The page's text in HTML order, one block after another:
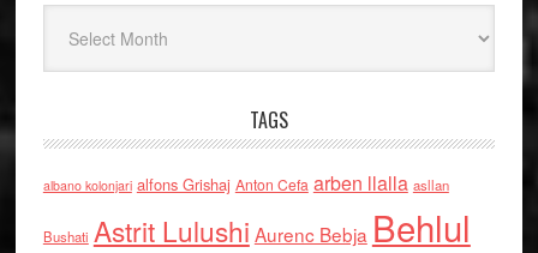
TAGS
albano kolonjari alfons Grishaj Anton Cefa arben llalla asllan
Bushati Astrit Lulushi Aurenc Bebja Behlul